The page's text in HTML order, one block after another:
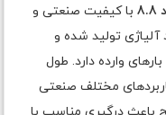
با کیفیت صنعتی و
تولید شده و
وارده دارد. طول
مختلف صنعتی